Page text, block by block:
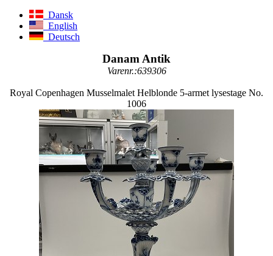
Dansk
English
Deutsch
Danam Antik
Varenr.:639306
Royal Copenhagen Musselmalet Helblonde 5-armet lysestage No.
1006